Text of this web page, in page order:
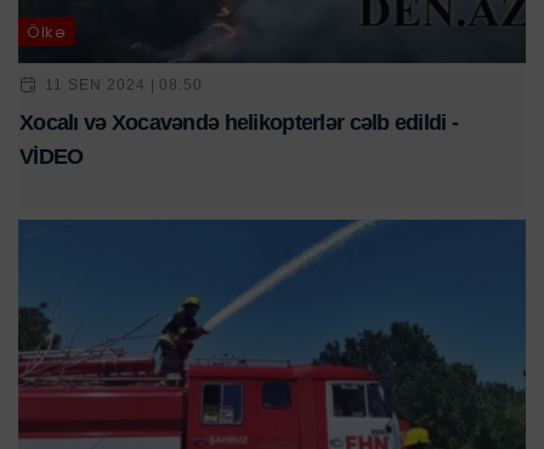
Ölkə
11 SEN 2024 | 08:50
Xocalı və Xocavəndə helikopterlər cəlb edildi -
VİDEO